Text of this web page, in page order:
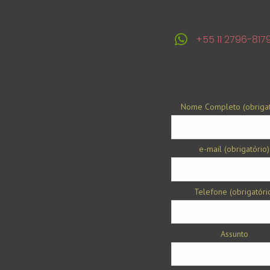
+55 11 2796-
Nome Completo
e-mail (obrigatório)
Telefone
Assunto